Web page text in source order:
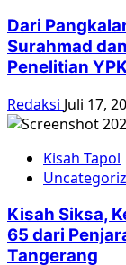
Dari
Surahmad
Penelitian
Redaksi Juli 17,
Kisah Tapol
Kisah Siksa,
65 dari
Tangerang